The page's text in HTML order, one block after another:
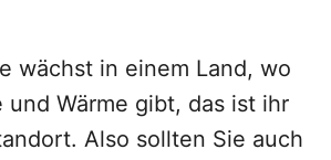
wächst in einem Land, wo
und Wärme gibt, das ist ihr
Also sollten Sie auch